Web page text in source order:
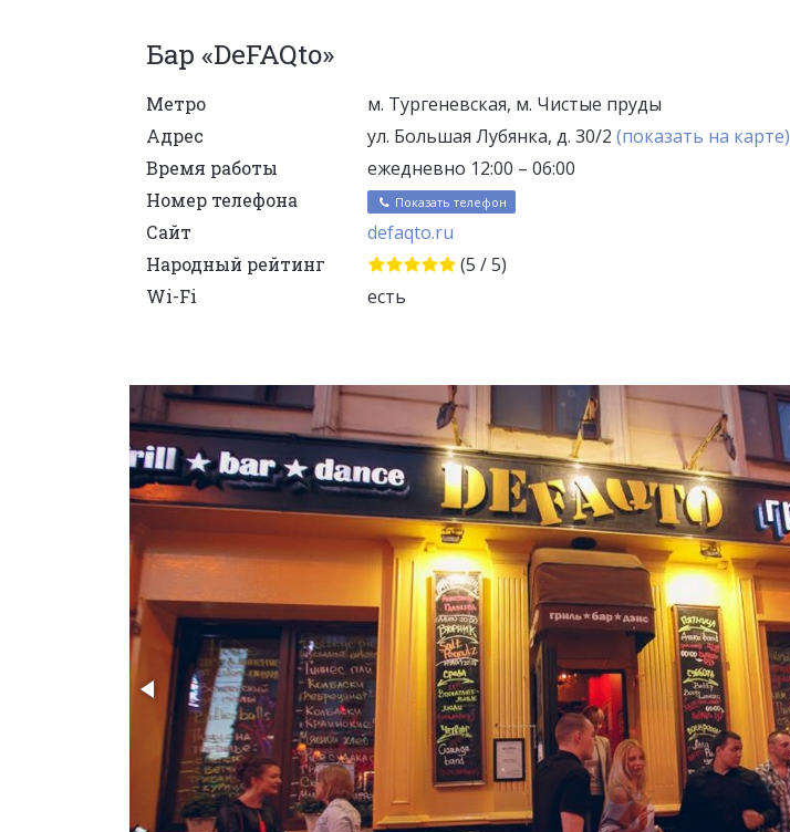
Бар «DeFAQto»
Метро м. Тургеневская, м. Чистые пруды
Адрес ул. Большая Лубянка, д. 30/2 (показать на карте)
Время работы ежедневно 12:00 – 06:00
Номер телефона Показать телефон
Сайт defaqto.ru
Народный рейтинг (5 / 5)
Wi-Fi есть